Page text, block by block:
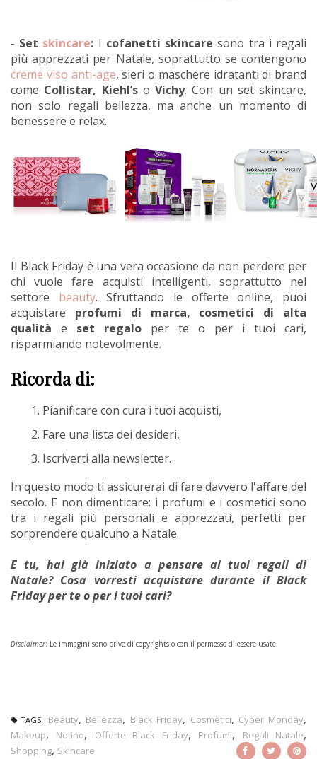
- Set skincare: I cofanetti skincare sono tra i regali
più apprezzati per Natale, soprattutto se contengono
creme viso anti-age, sieri o maschere idratanti di brand
come Collistar, Kiehl’s o Vichy. Con un set skincare,
non solo regali bellezza, ma anche un momento di
benessere e relax.
Il Black Friday è una vera occasione da non perdere per
chi vuole fare acquisti intelligenti, soprattutto nel
settore beauty. Sfruttando le offerte online, puoi
acquistare profumi di marca, cosmetici di alta
qualità e set regalo per te o per i tuoi cari,
risparmiando notevolmente.
Ricorda di:
Pianificare con cura i tuoi acquisti,
Fare una lista dei desideri,
Iscriverti alla newsletter.
In questo modo ti assicurerai di fare davvero l'affare del
secolo. E non dimenticare: i profumi e i cosmetici sono
tra i regali più personali e apprezzati, perfetti per
sorprendere qualcuno a Natale.
E tu, hai già iniziato a pensare ai tuoi regali di
Natale? Cosa vorresti acquistare durante il Black
Friday per te o per i tuoi cari?
Disclaimer: Le immagini sono prive di copyrights o con il permesso di essere usate.
TAGS: Beauty, Bellezza, Black Friday, Cosmetici, Cyber Monday,
Makeup, Notino, Offerte Black Friday, Profumi, Regali Natale,
Shopping, Skincare